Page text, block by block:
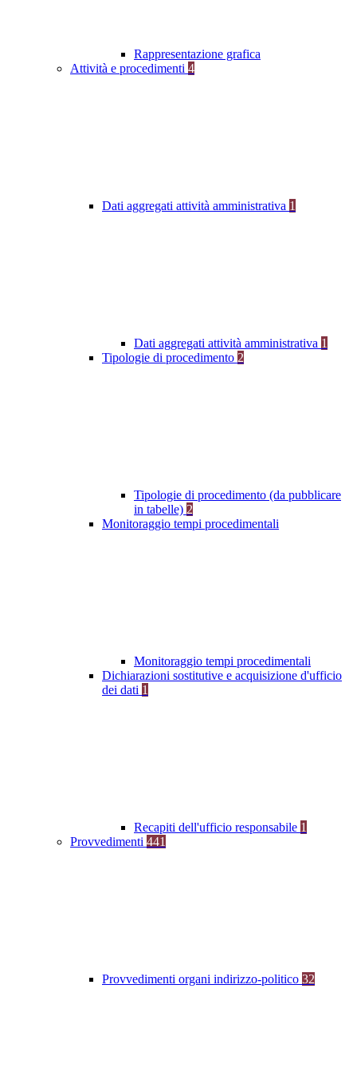
Rappresentazione grafica
Attività e procedimenti 4
Dati aggregati attività amministrativa 1
Dati aggregati attività amministrativa 1
Tipologie di procedimento 2
Tipologie di procedimento (da pubblicare
in tabelle) 2
Monitoraggio tempi procedimentali
Monitoraggio tempi procedimentali
Dichiarazioni sostitutive e acquisizione d'ufficio
dei dati 1
Recapiti dell'ufficio responsabile 1
Provvedimenti 441
Provvedimenti organi indirizzo-politico 32